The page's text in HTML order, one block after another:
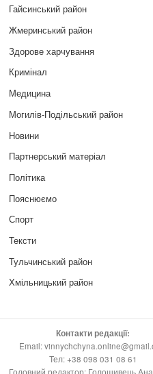
Гайсинський район
Жмеринський район
Здорове харчування
Кримінал
Медицина
Могилів-Подільський район
Новини
Партнерський матеріал
Політика
Пояснюємо
Спорт
Тексти
Тульчинський район
Хмільницький район
Контакти редакції:
Email:
Тел: +38 098 031 08 61
Головний редактор: Голошивець